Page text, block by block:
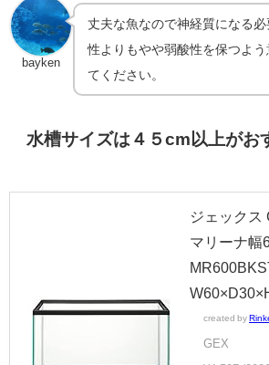
bayken
丈夫な魚なので神経質になる
性よりもやや弱酸性を保つよ
てください。
水槽サイズは４５cm 以上がお
ジェックス
マリーナ幅
created by
GEX